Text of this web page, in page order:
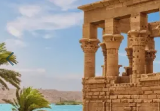
Previous slide